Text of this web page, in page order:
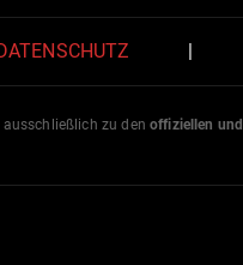
zu den offiziellen